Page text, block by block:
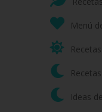
Menú
Ideas